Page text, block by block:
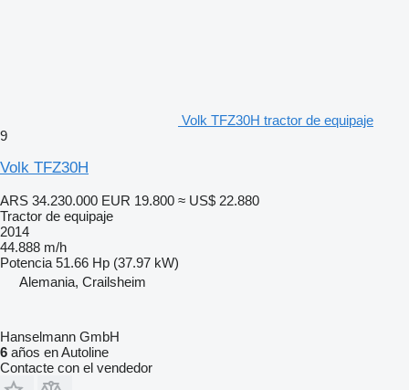
Volk TFZ30H tractor de equipaje
9
Volk TFZ30H
ARS 34.230.000 EUR 19.800 ≈ US$ 22.880
Tractor de equipaje
2014
44.888 m/h
Potencia 51.66 Hp (37.97 kW)
Alemania, Crailsheim
Hanselmann GmbH
6 años en Autoline
Contacte con el vendedor